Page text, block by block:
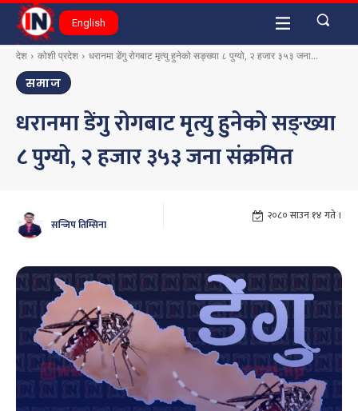
English
देश कोशी प्रदेश धरानमा डेंगु रोगबाट मृत्यु हुनेको सङ्ख्या ८ पुग्यो, २ हजार ३५३ जना...
समाज
धरानमा डेंगु रोगबाट मृत्यु हुनेको सङ्ख्या
८ पुग्यो, २ हजार ३५३ जना संक्रमित
सन्जिप तिम्सिना
२०८० साउन १४ गते ।